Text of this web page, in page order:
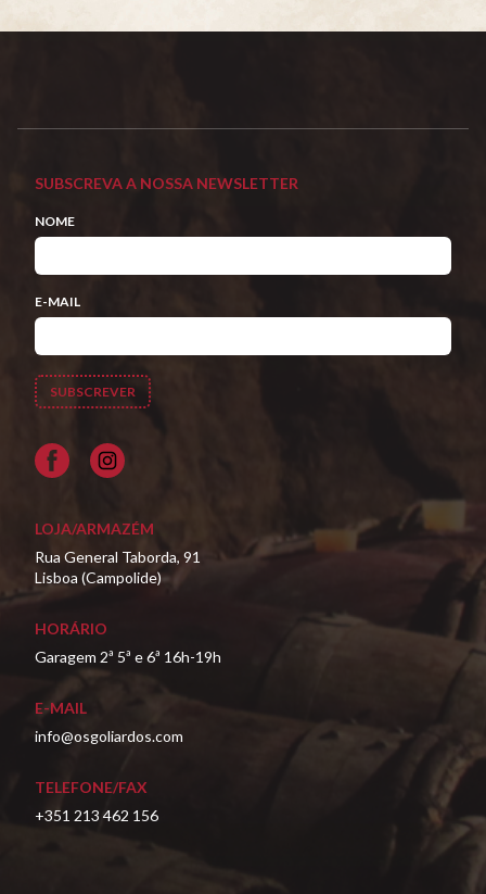
SUBSCREVA A NOSSA NEWSLETTER
NOME
E-MAIL
Facebook
LOJA/ARMAZÉM
Rua General Taborda, 91
Lisboa (Campolide)
HORÁRIO
Garagem 2ª 5ª e 6ª 16h-19h
E-MAIL
info@osgoliardos.com
TELEFONE/FAX
+351 213 462 156